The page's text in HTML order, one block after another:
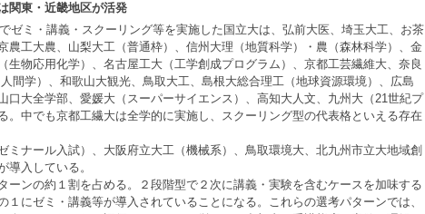
関東・近畿地区が活発
ゼミ・講義・スクーリング等を実施した国立大は、弘前大医、埼玉大工、お茶
農工大農、山梨大工（普通枠）、信州大理（地質科学）・農（森林科学）、金
生物応用化学）、名古屋工大（工学創成プログラム）、京都工芸繊維大、奈良
間学）、和歌山大観光、鳥取大工、島根大総合理工（地球資源環境）、広島
口大全学部、愛媛大（スーパーサイエンス）、高知大人文、九州大（21世紀プ
。中でも京都工繊大は全学的に実施し、スクーリング型の代表格といえる存在
ミナール入試）、大阪府立大工（機械系）、鳥取環境大、北九州市立大地域創
導入している。
ーンの約１割を占める。２段階型で２次に講義・実験を含むケースを加味する
１にゼミ・講義等が導入されていることになる。これらの選考パターンでは、